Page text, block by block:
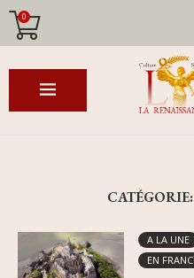
0
CATÉGORIE:
A LA UNE
EN